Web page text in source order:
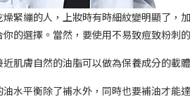
燥緊繃的人，上妝時有時細紋變明顯了，
你的選擇。當然，要使用不易致痘致粉刺
肌膚自然的油脂可以做為保養成分的載
油水平衡除了補水外，同時也要補油才能